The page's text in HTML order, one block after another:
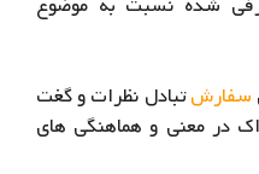
سفارشتبادل نظرات و گغت
در معنی و هماهنگی های